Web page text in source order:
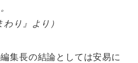
り』より）
集長の結論としては安易に